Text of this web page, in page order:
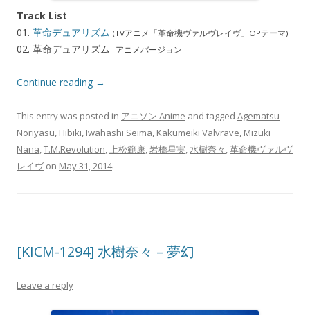
Track List
01. 革命デュアリズム (TVアニメ「革命機ヴァルヴレイヴ」OPテーマ)
02. 革命デュアリズム -アニメバージョン-
Continue reading →
This entry was posted in アニソン Anime and tagged Agematsu
Noriyasu, Hibiki, Iwahashi Seima, Kakumeiki Valvrave, Mizuki
Nana,T.M.Revolution,上松範康,岩橋星実,水樹奈々 ,革命機ヴァルヴ
レイヴon May 31, 2014.
[KICM-1294] 水樹奈々 – 夢幻
Leave a reply